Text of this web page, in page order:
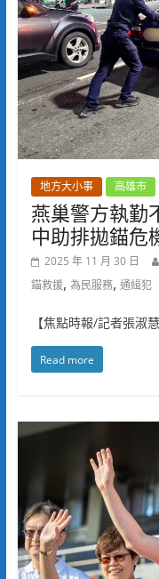
地方大小事 高雄市
燕巢警方執
中助排拋錨危
2025 年 11 月 30 日
錨救援, 為民服務, 通緝犯
【焦點時報/記者張淑
Read more